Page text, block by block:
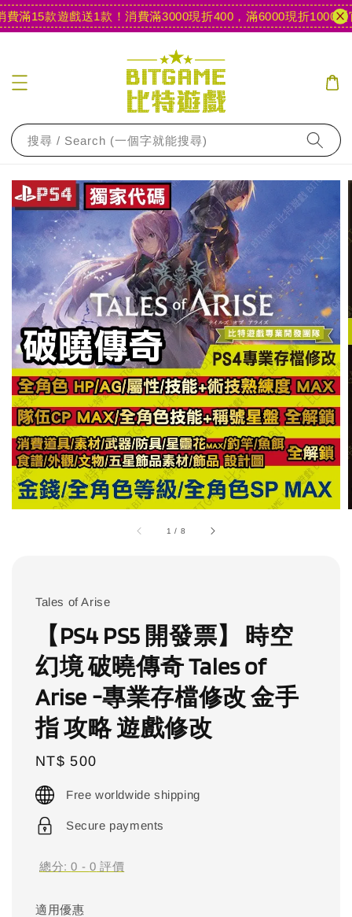
15款遊戲送1款！消費滿3000現折400，滿6000現折1000【官
搜尋 / Search (一個字就能搜尋)
1 / 8
Tales of Arise
【PS4 PS5 開發票】 時空
幻境 破曉傳奇 Tales of
Arise -專業存檔修改 金手
指 攻略 遊戲修改
Regular
price
NT$ 500
Free worldwide shipping
Secure payments
總分:0 - 0 評價
適用優惠